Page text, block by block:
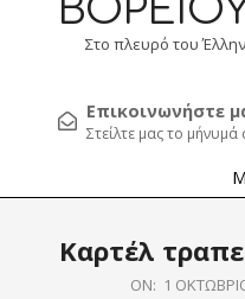
Στο πλευρό του
Επικοινωνήστε
Στείλτε μας το
Navigation
Καρτέλ
ON: 1